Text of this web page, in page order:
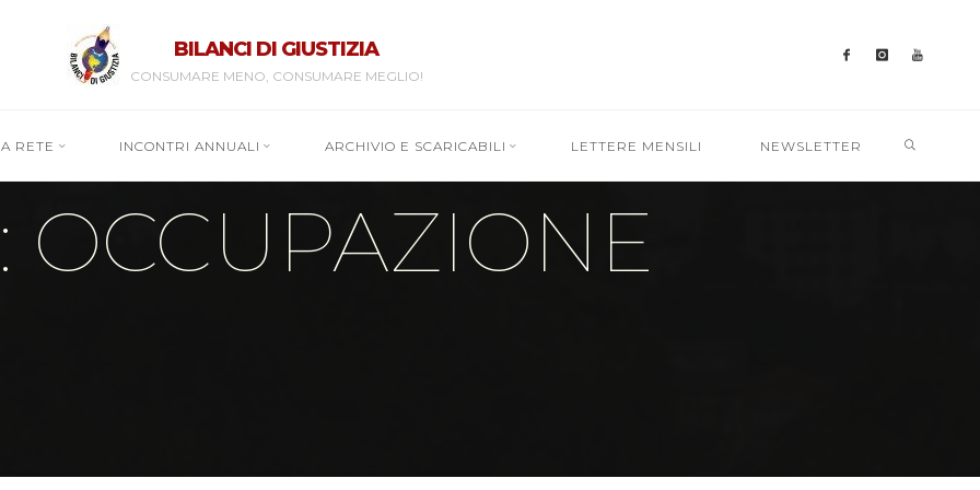
BILANCI DI GIUSTIZIA
CONSUMARE MENO, CONSUMARE MEGLIO!
RETE INCONTRI ANNUALI ARCHIVIO E SCARICABILI LETTERE MENSILI NEWSLETTER
OCCUPAZIONE